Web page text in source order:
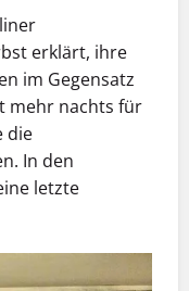
erklärt, ihre
im Gegensatz
mehr nachts für
die
In den
letzte